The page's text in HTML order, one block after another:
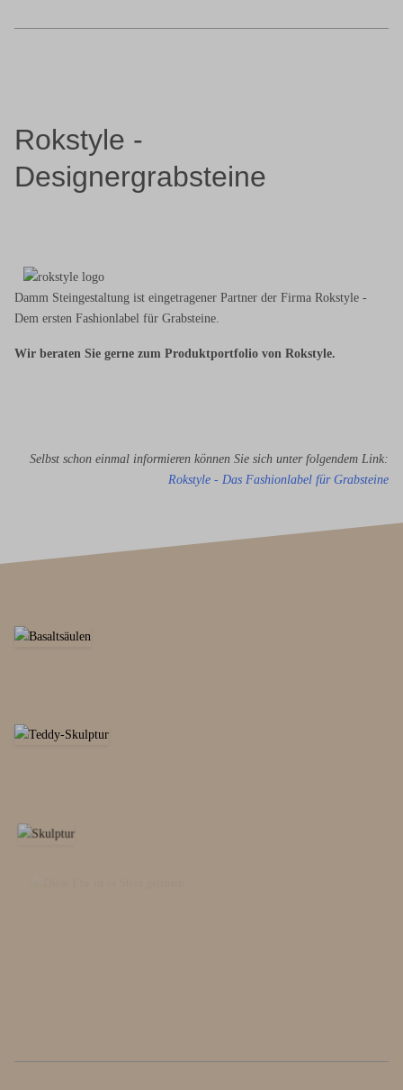
Rokstyle -
Designergrabsteine
Damm Steingestaltung ist eingetragener Partner der Firma Rokstyle -
Dem ersten Fashionlabel für Grabsteine.
Wir beraten Sie gerne zum Produktportfolio von Rokstyle.
Selbst schon einmal informieren können Sie sich unter folgendem Link:
Rokstyle - Das Fashionlabel für Grabsteine